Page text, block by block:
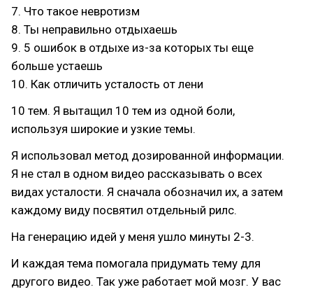
7. Что такое невротизм
8. Ты неправильно отдыхаешь
9. 5 ошибок в отдыхе из-за которых ты еще
больше устаешь
10. Как отличить усталость от лени
10 тем. Я вытащил 10 тем из одной боли,
используя широкие и узкие темы.
Я использовал метод дозированной информации.
Я не стал в одном видео рассказывать о всех
видах усталости. Я сначала обозначил их, а затем
каждому виду посвятил отдельный рилс.
На генерацию идей у меня ушло минуты 2-3.
И каждая тема помогала придумать тему для
другого видео. Так уже работает мой мозг. У вас